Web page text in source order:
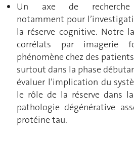
Un axe de recherche
notamment pour
la réserve cognitive. Notre
corrélats par imagerie
phénomène chez des
surtout dans la phase
évaluer l’implication du
le rôle de la réserve dans
pathologie dégénérative
protéine tau.